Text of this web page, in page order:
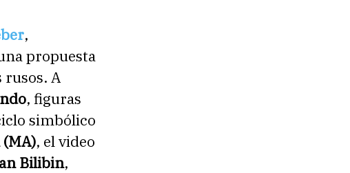
,
propuesta
rusos. A
, figuras
simbólico
, el video
Bilibin,